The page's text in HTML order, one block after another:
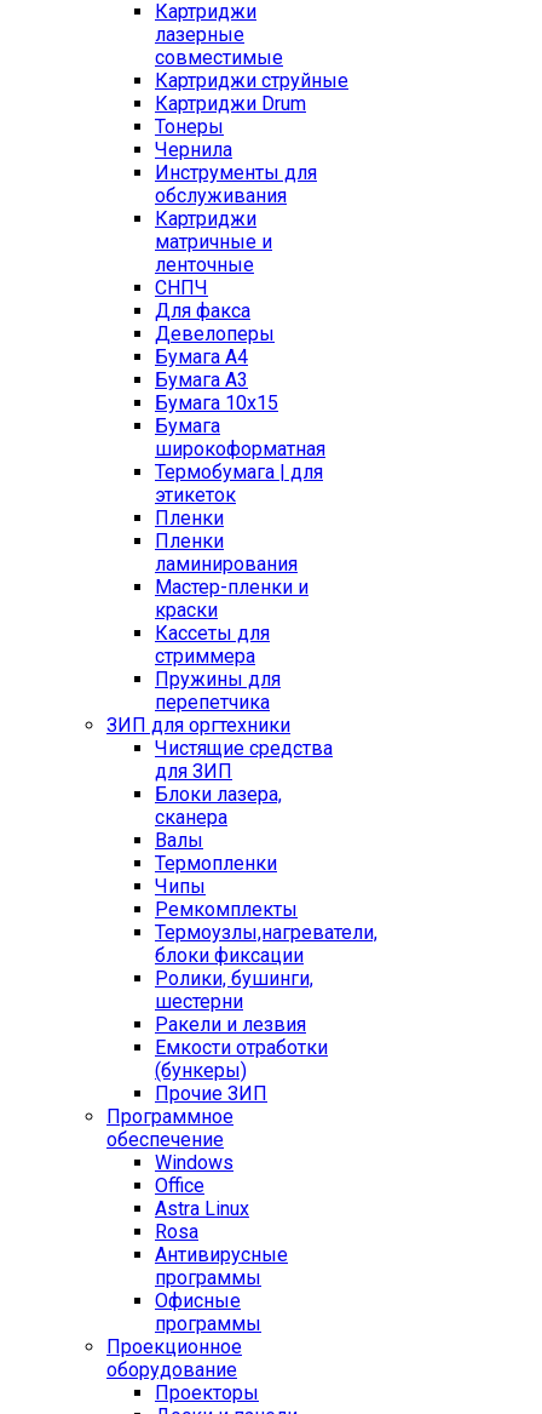
Картриджи
лазерные
совместимые
Картриджи струйные
Картриджи Drum
Тонеры
Чернила
Инструменты для
обслуживания
Картриджи
матричные и
ленточные
СНПЧ
Для факса
Девелоперы
Бумага A4
Бумага A3
Бумага 10x15
Бумага
широкоформатная
Термобумага | для
этикеток
Пленки
Пленки
ламинирования
Мастер-пленки и
краски
Кассеты для
стриммера
Пружины для
перепетчика
ЗИП для оргтехники
Чистящие средства
для ЗИП
Блоки лазера,
сканера
Валы
Термопленки
Чипы
Ремкомплекты
Термоузлы,нагреватели,
блоки фиксации
Ролики, бушинги,
шестерни
Ракели и лезвия
Емкости отработки
(бункеры)
Прочие ЗИП
Программное
обеспечение
Windows
Office
Astra Linux
Rosa
Антивирусные
программы
Офисные
программы
Проекционное
оборудование
Проекторы